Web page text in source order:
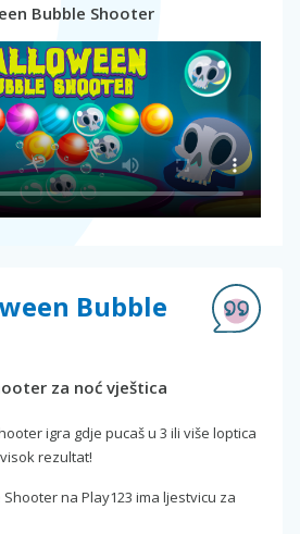
Bubble Shooter
Bubble
za noć vještica
igra gdje pucaš u 3 ili više loptica
rezultat!
na Play123 ima ljestvicu za